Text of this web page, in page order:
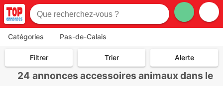
Catégories Pas-de-Calais
Filtrer Trier Alerte
24 annonces accessoires animaux dans le